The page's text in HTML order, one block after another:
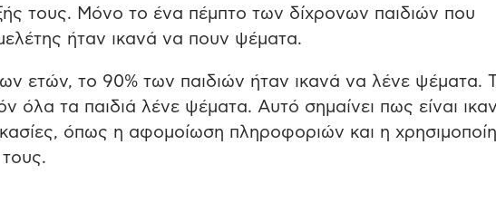
τους. Μόνο το ένα πέμπτο των δίχρονων παιδιών που
ήταν ικανά να πουν ψέματα.
ετών, το 90% των παιδιών ήταν ικανά να λένε ψέματα.
όλα τα παιδιά λένε ψέματα. Αυτό σημαίνει πως είναι
όπως η αφομοίωση πληροφοριών και η